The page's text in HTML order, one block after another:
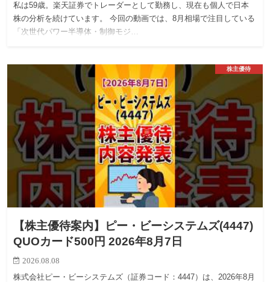
私は59歳。楽天証券でトレーダーとして勤務し、現在も個人で日本
株の分析を続けています。 今回の動画では、8月相場で注目している
「次世代パワー半導体・制御モジ…
株主優待
【株主優待案内】ピー・ビーシステムズ(4447)
QUOカード500円 2026年8月7日
2026.08.08
株式会社ピー・ビーシステムズ（証券コード：4447）は、2026年8月